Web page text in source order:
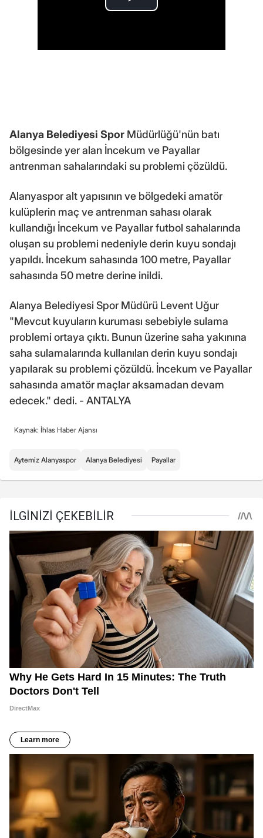
Alanya Belediyesi Spor Müdürlüğü'nün batı
bölgesinde yer alan İncekum ve Payallar
antrenman sahalarındaki su problemi çözüldü.
Alanyaspor alt yapısının ve bölgedeki amatör
kulüplerin maç ve antrenman sahası olarak
kullandığı İncekum ve Payallar futbol sahalarında
oluşan su problemi nedeniyle derin kuyu sondajı
yapıldı. İncekum sahasında 100 metre, Payallar
sahasında 50 metre derine inildi.
Alanya Belediyesi Spor Müdürü Levent Uğur
"Mevcut kuyuların kuruması sebebiyle sulama
problemi ortaya çıktı. Bunun üzerine saha yakınına
saha sulamalarında kullanılan derin kuyu sondajı
yapılarak su problemi çözüldü. İncekum ve Payallar
sahasında amatör maçlar aksamadan devam
edecek." dedi. - ANTALYA
Kaynak: İhlas Haber Ajansı
Aytemiz Alanyaspor Alanya Belediyesi Payallar